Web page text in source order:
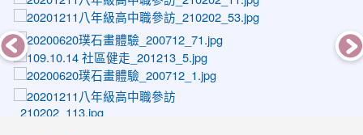
photo-1271
photo-1316
photo-1201